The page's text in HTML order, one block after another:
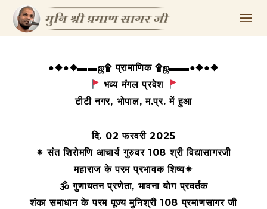
●◆●◆▬▬ஜ۩ प्रामाणिक ۩ஜ▬▬●◆●◆
भव्य मंगल प्रवेश
टीटी नगर, भोपाल, म.प्र. में हुआ
दि. 02 फरवरी 2025
✴ संत शिरोमणि आचार्य गुरुवर 108 श्री विद्यासागरजी
महाराज के परम प्रभावक शिष्य✴
🕉 गुणायतन प्रणेता, भावना योग प्रवर्तक
शंका समाधान के परम पूज्य मुनिश्री 108 प्रमाणसागर जी